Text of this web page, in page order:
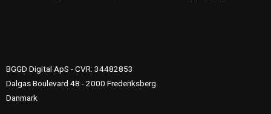
BGGD Digital ApS - CVR: 34482853
Dalgas Boulevard 48 - 2000 Frederiksberg
Danmark